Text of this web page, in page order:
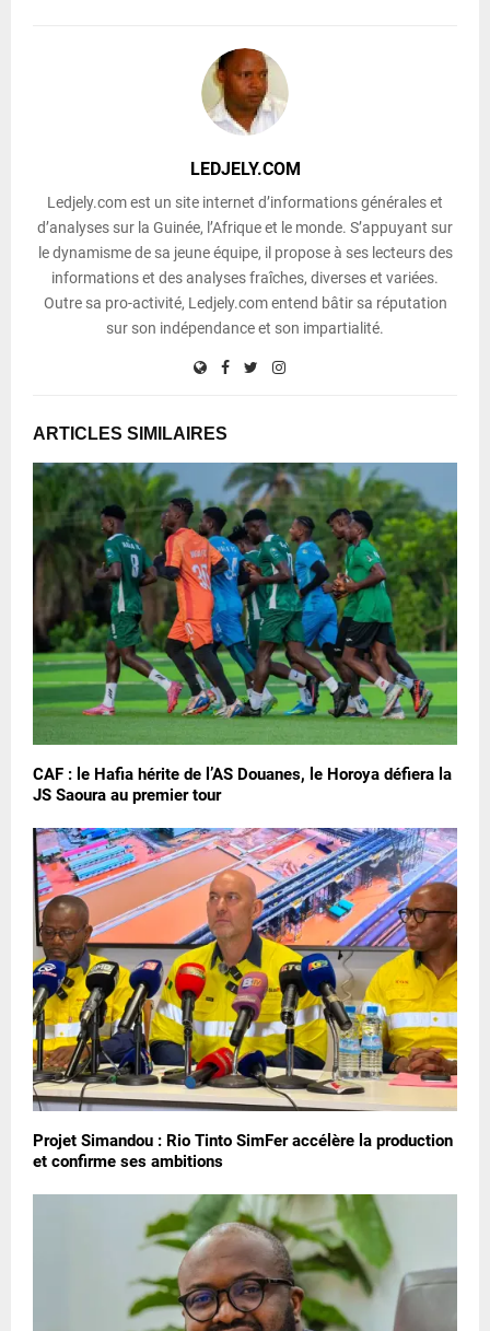
LEDJELY.COM
Ledjely.com est un site internet d’informations générales et
d’analyses sur la Guinée, l’Afrique et le monde. S’appuyant sur
le dynamisme de sa jeune équipe, il propose à ses lecteurs des
informations et des analyses fraîches, diverses et variées.
Outre sa pro-activité, Ledjely.com entend bâtir sa réputation
sur son indépendance et son impartialité.
ARTICLES SIMILAIRES
CAF : le Hafia hérite de l’AS Douanes, le Horoya défiera la
JS Saoura au premier tour
Projet Simandou : Rio Tinto SimFer accélère la production
et confirme ses ambitions